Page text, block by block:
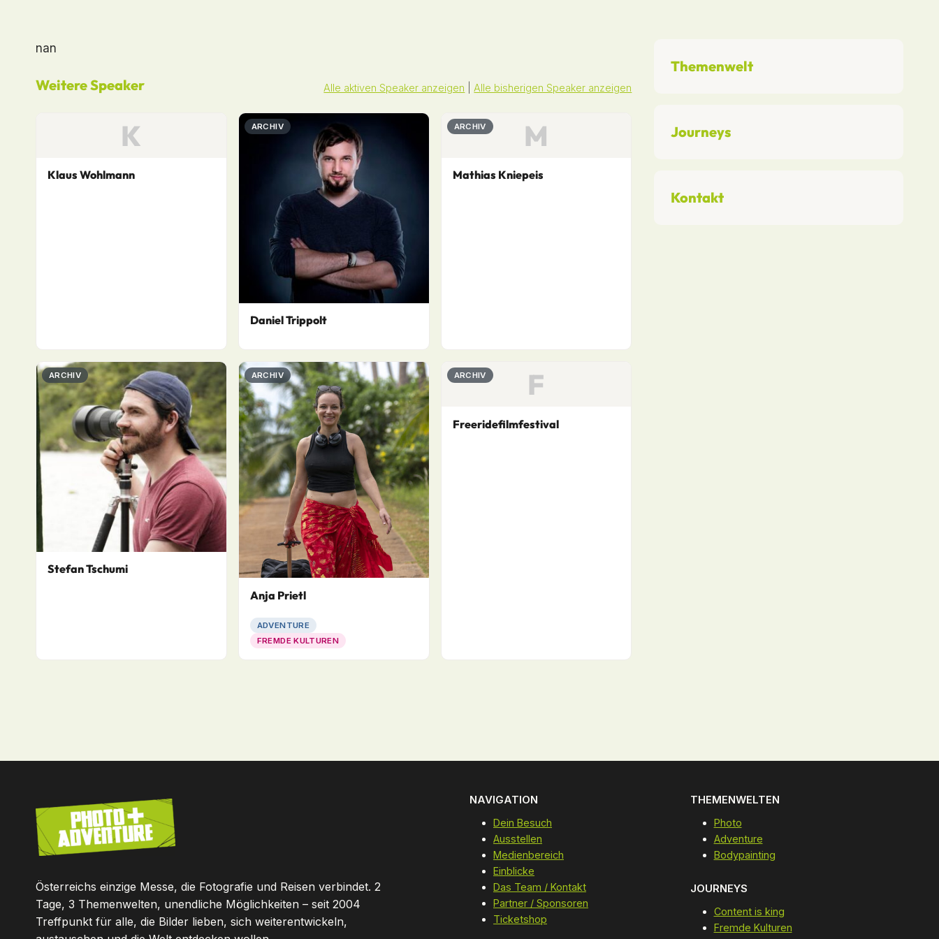
nan
Weitere Speaker Alle aktiven Speaker anzeigen Alle bisherigen Speaker anzeigen
K
Klaus Wohlmann
ARCHIV
Daniel Trippolt
M
ARCHIV
Mathias Kniepeis
ARCHIV
Stefan Tschumi
ARCHIV
Anja Prietl
ADVENTURE
FREMDE KULTUREN
F
ARCHIV
Freeridefilmfestival
Themenwelt
Journeys
Kontakt
Österreichs einzige Messe, die Fotografie und Reisen verbindet. 2
Tage, 3 Themenwelten, unendliche Möglichkeiten – seit 2004
Treffpunkt für alle, die Bilder lieben, sich weiterentwickeln,
NAVIGATION
Dein Besuch
Ausstellen
Medienbereich
Einblicke
Das Team / Kontakt
Partner / Sponsoren
Ticketshop
THEMENWELTEN
Photo
Adventure
Bodypainting
JOURNEYS
Content is king
Fremde Kulturen